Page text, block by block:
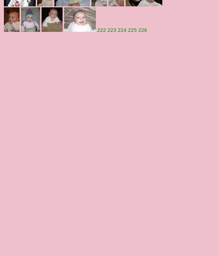
222 223 224 225 226